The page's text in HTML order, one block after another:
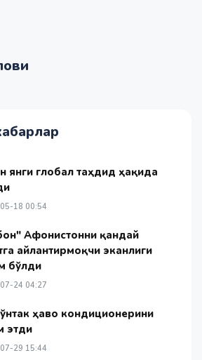
янги глобал таҳдид ҳақида
18 00:54
Афғонистонни қандай
айлантирмоқчи эканлиги
бўлди
24 04:27
ҳаво кондиционерини
этди
29 15:44